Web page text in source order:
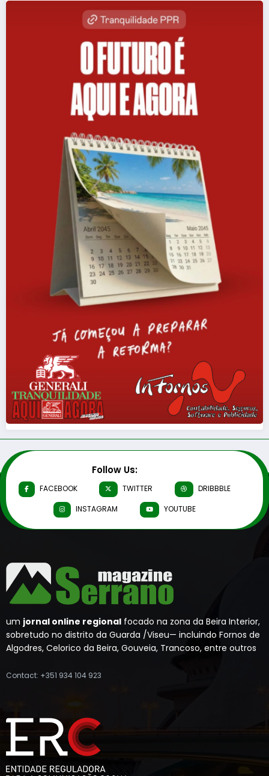
Follow Us:
FACEBOOK TWITTER
DRIBBBLE
INSTAGRAM
YOUTUBE
um jornal online regional focado na zona da Beira Interior,
sobretudo no distrito da Guarda /Viseu— incluindo Fornos de
Algodres, Celorico da Beira, Gouveia, Trancoso, entre outros
Contact: +351 934 104 923